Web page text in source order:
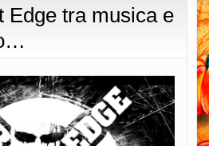
Edge tra musica e